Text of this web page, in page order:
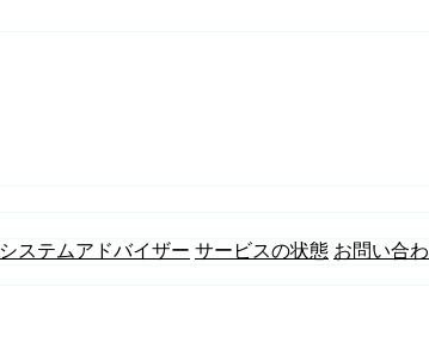
システムアドバイザー サービスの状態 お問い合